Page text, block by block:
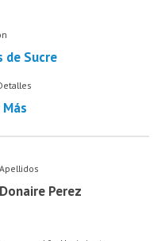
de Sucre
Apellidos
Donaire Perez